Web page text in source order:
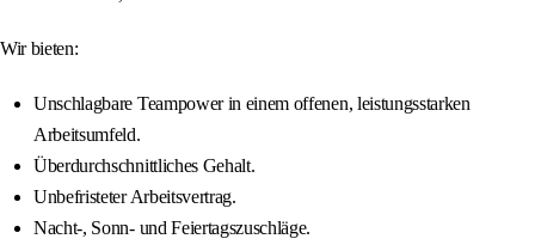
Wir bieten:
Unschlagbare Teampower in einem offenen, leistungsstarken
Arbeitsumfeld.
Überdurchschnittliches Gehalt.
Unbefristeter Arbeitsvertrag.
Nacht-, Sonn- und Feiertagszuschläge.